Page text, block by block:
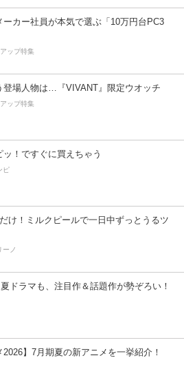
ーカー社員が本気で選ぶ「10万円台PC3
ップ特集
登場人物は…『VIVANT』限定ウオッチ
ップ特集
ッ！ですぐに買えちゃう
ピ
け！ミルクピールで一日中ずっとうるツ
ーノ
ドラマも、注目作＆話題作が勢ぞろい！
2026】7月期夏の新アニメを一挙紹介！